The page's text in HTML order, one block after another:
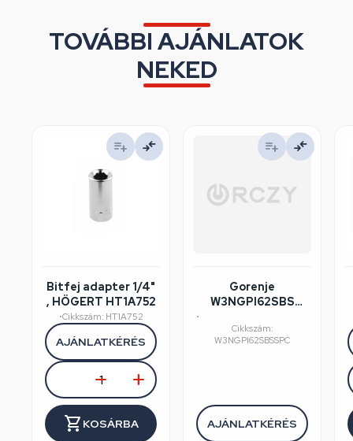
TOVÁBBI AJÁNLATOK
NEKED
Bitfej adapter 1/4"
, HÖGERT HT1A752
•Cikkszám: HT1A752
AJÁNLATKÉRÉS
KOSÁRBA
Gorenje
W3NGPI62SBS
felújított/szépséghibás
•
Cikkszám:
W3NGPI62SBSSPC
AJÁNLATKÉRÉS